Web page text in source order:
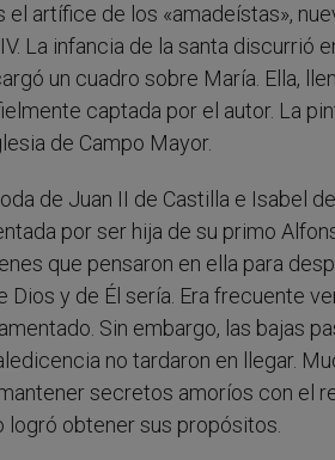
artífice de los «amadeístas»,
La infancia de la santa discurrió
un cuadro sobre María. Ella,
captada por el autor. La
de Campo Mayor.
de Juan II de Castilla e Isabel
por ser hija de su primo
que pensaron en ella para
y de Él sería. Era frecuente
Sin embargo, las bajas
no tardaron en llegar.
secretos amoríos con el
logró obtener sus propósitos.